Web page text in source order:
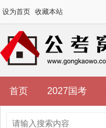
设为首页 收藏本站
首页 2027国考